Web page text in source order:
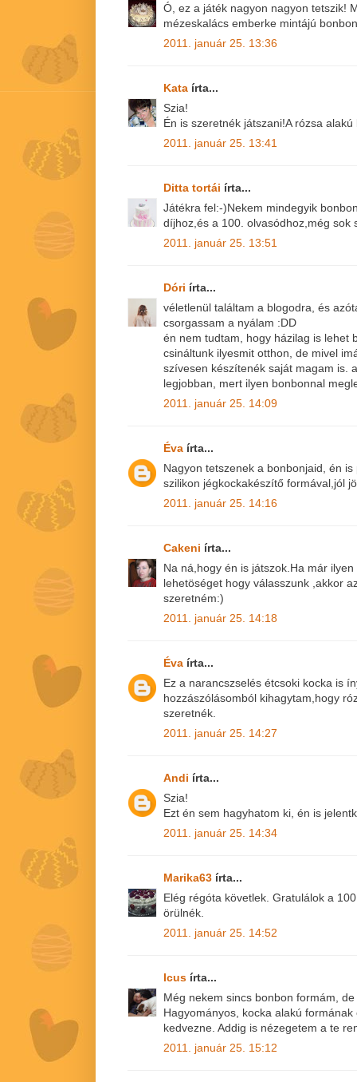
Ó, ez a játék nagyon nagyon tetszik!
mézeskalács emberke mintájú
2011. január 25. 13:36
Kata írta...
Szia!
Én is szeretnék játszani!A rózsa
2011. január 25. 13:41
Ditta tortái írta...
Játékra fel:-)Nekem mindegyik
díjhoz,és a 100. olvasódhoz,még sok
2011. január 25. 13:51
Dóri írta...
véletlenül találtam a blogodra, és
csorgassam a nyálam :DD
én nem tudtam, hogy házilag is lehet
csináltunk ilyesmit otthon, de mivel
szívesen készítenék saját magam is.
legjobban, mert ilyen bonbonnal
2011. január 25. 14:09
Éva írta...
Nagyon tetszenek a bonbonjaid, én
szilikon jégkockakészítő formával,jól
2011. január 25. 14:16
Cakeni írta...
Na ná,hogy én is játszok.Ha már
lehetöséget hogy válasszunk ,akkor
szeretném:)
2011. január 25. 14:18
Éva írta...
Ez a narancszselés étcsoki kocka is
hozzászólásomból kihagytam,hogy
szeretnék.
2011. január 25. 14:27
Andi írta...
Szia!
Ezt én sem hagyhatom ki, én is
2011. január 25. 14:34
Marika63 írta...
Elég régóta követlek. Gratulálok a
örülnék.
2011. január 25. 14:52
Icus írta...
Még nekem sincs bonbon formám,
Hagyományos, kocka alakú
kedvezne. Addig is nézegetem a te
2011. január 25. 15:12